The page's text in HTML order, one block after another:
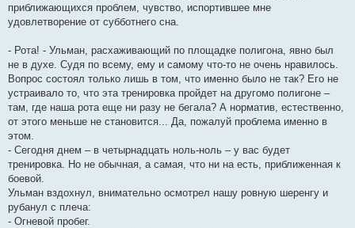
приближающихся проблем, чувство, испортившее мне
удовлетворение от субботнего сна.
- Рота! - Ульман, расхаживающий по площадке полигона, явно был
не в духе. Судя по всему, ему и самому что-то не очень нравилось.
Вопрос состоял только лишь в том, что именно было не так? Его не
устраивало то, что эта тренировка пройдет на другомо полигоне –
там, где наша рота еще ни разу не бегала? А норматив, естественно,
от этого меньше не становится... Да, пожалуй проблема именно в
этом.
- Сегодня днем – в четырнадцать ноль-ноль – у вас будет
тренировка. Но не обычная, а самая, что ни на есть, приближенная к
боевой.
Ульман вздохнул, внимательно осмотрел нашу ровную шеренгу и
рубанул с плеча:
- Огневой пробег.